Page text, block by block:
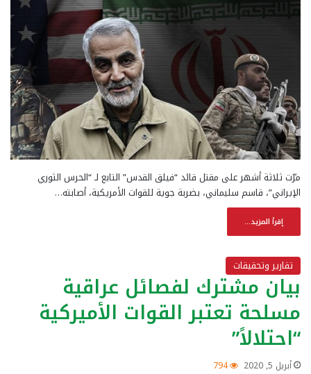
مرّت ثلاثة أشهر على مقتل قائد “فيلق القدس” التابع لـ “الحرس الثوري
الإيراني”، قاسم سليماني، بضربة جوية للقوات الأمريكية، أصابته…
إقرأ المزيد...
تقارير وتحقيقات
بيان مشترك لفصائل عراقية
مسلحة تعتبر القوات الأميركية
“احتلالاً”
أبريل 5, 2020 794